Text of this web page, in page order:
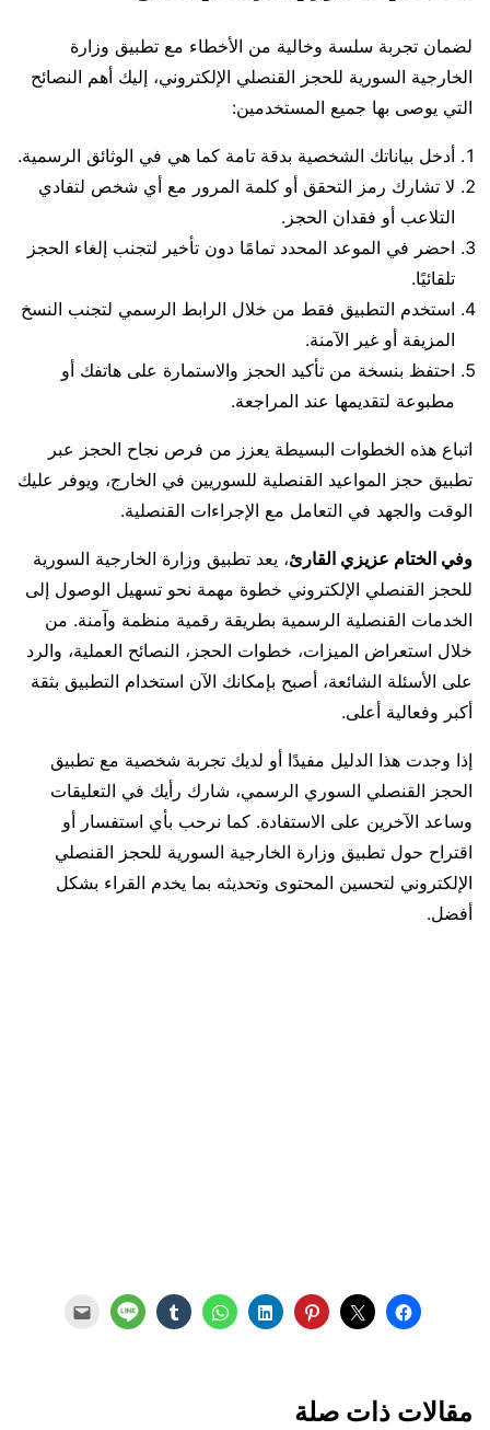
لضمان تجربة سلسة وخالية من الأخطاء مع تطبيق وزارة
الخارجية السورية للحجز القنصلي الإلكتروني، إليك أهم النصائح
التي يوصى بها جميع المستخدمين:
أدخل بياناتك الشخصية بدقة تامة كما هي في الوثائق الرسمية.
لا تشارك رمز التحقق أو كلمة المرور مع أي شخص لتفادي
التلاعب أو فقدان الحجز.
احضر في الموعد المحدد تمامًا دون تأخير لتجنب إلغاء الحجز
تلقائيًا.
استخدم التطبيق فقط من خلال الرابط الرسمي لتجنب النسخ
المزيفة أو غير الآمنة.
احتفظ بنسخة من تأكيد الحجز والاستمارة على هاتفك أو
مطبوعة لتقديمها عند المراجعة.
اتباع هذه الخطوات البسيطة يعزز من فرص نجاح الحجز عبر
تطبيق حجز المواعيد القنصلية للسوريين في الخارج، ويوفر عليك
الوقت والجهد في التعامل مع الإجراءات القنصلية.
وفي الختام عزيزي القارئ، يعد تطبيق وزارة الخارجية السورية
للحجز القنصلي الإلكتروني خطوة مهمة نحو تسهيل الوصول إلى
الخدمات القنصلية الرسمية بطريقة رقمية منظمة وآمنة. من
خلال استعراض الميزات، خطوات الحجز، النصائح العملية، والرد
على الأسئلة الشائعة، أصبح بإمكانك الآن استخدام التطبيق بثقة
أكبر وفعالية أعلى.
إذا وجدت هذا الدليل مفيدًا أو لديك تجربة شخصية مع تطبيق
الحجز القنصلي السوري الرسمي، شارك رأيك في التعليقات
وساعد الآخرين على الاستفادة. كما نرحب بأي استفسار أو
اقتراح حول تطبيق وزارة الخارجية السورية للحجز القنصلي
الإلكتروني لتحسين المحتوى وتحديثه بما يخدم القراء بشكل
أفضل.
مقالات ذات صلة